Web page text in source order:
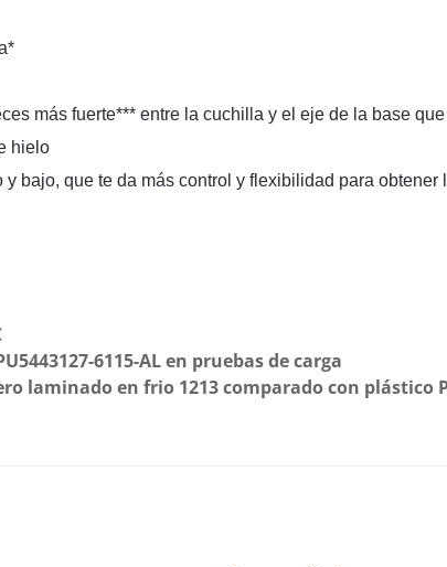
más fuerte*** entre la cuchilla y el eje de la base
hielo
bajo, que te da más control y flexibilidad para obtener
6115-AL en pruebas de carga
laminado en frio 1213 comparado con plástico